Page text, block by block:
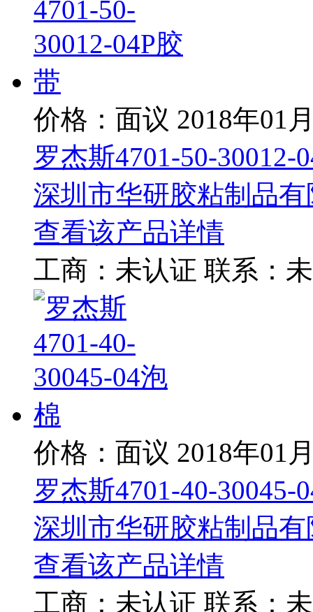
价格：面议 2018年01
罗杰斯4701-50-30012-
深圳市华研胶粘制品
查看该产品详情
工商： 未认证 联系：
价格：面议 2018年01
罗杰斯4701-40-30045-
深圳市华研胶粘制品
查看该产品详情
工商： 未认证 联系：